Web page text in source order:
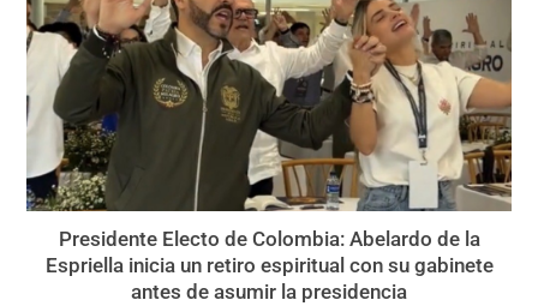
Presidente Electo de Colombia: Abelardo de la
Espriella inicia un retiro espiritual con su gabinete
antes de asumir la presidencia